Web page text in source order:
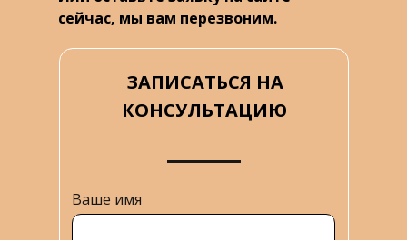
Ваше имя
ЗАПИСАТЬСЯ НА
КОНСУЛЬТАЦИЮ
сейчас, мы вам перезвоним.